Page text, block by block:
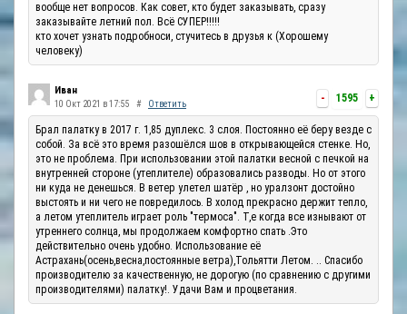
вообще нет вопросов. Как совет, кто будет заказывать, сразу
заказывайте летний пол. Всё СУПЕР!!!!!
кто хочет узнать подробноси, стучитесь в друзья к (Хорошему
человеку)
- 1595 +
Иван
10 Окт 2021 в 17:55 # Ответить
Брал палатку в 2017 г. 1,85 дуплекс. 3 слоя. Постоянно её беру везде с
собой. За всё это время разошёлся шов в открывающейся стенке. Но,
это не проблема. При использовании этой палатки весной с печкой на
внутренней стороне (утеплителе) образовались разводы. Но от этого
ни куда не денешься. В ветер улетел шатёр , но уралзонт достойно
выстоять и ни чего не повредилось. В холод прекрасно держит тепло,
а летом утеплитель играет роль "термоса". Т,е когда все изнывают от
утреннего солнца, мы продолжаем комфортно спать .Это
действительно очень удобно. Использование её
Астрахань(осень,весна,постоянные ветра),Тольятти Летом. .. Спасибо
производителю за качественную, не дорогую (по сравнению с другими
производителями) палатку!. Удачи Вам и процветания.